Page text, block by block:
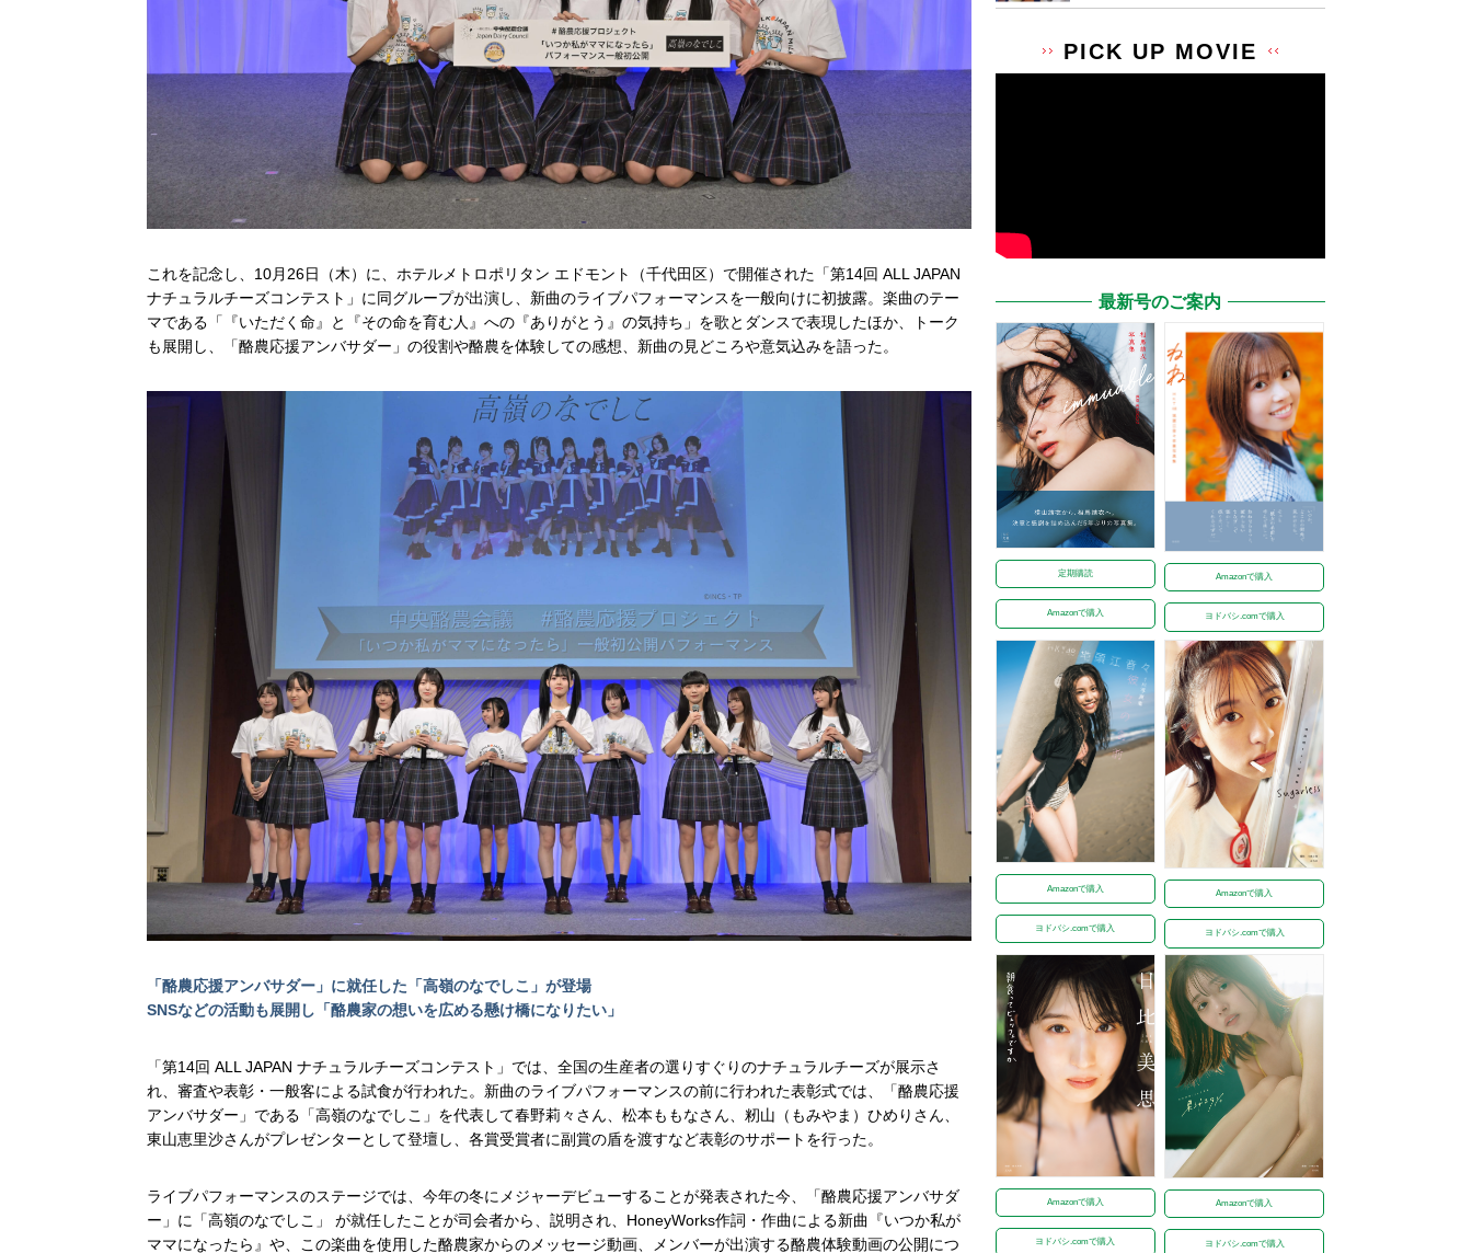
これを記念し、10月26日（木）に、ホテルメトロポリタン エドモント（千代田区）で開催された「第14回 ALL JAPAN
ナチュラルチーズコンテスト」に同グループが出演し、新曲のライブパフォーマンスを一般向けに初披露。楽曲のテー
マである「『いただく命』と『その命を育む人』への『ありがとう』の気持ち」を歌とダンスで表現したほか、トーク
も展開し、「酪農応援アンバサダー」の役割や酪農を体験しての感想、新曲の見どころや意気込みを語った。
「酪農応援アンバサダー」に就任した「高嶺のなでしこ」が登場
SNSなどの活動も展開し「酪農家の想いを広める懸け橋になりたい」
「第14回 ALL JAPAN ナチュラルチーズコンテスト」では、全国の生産者の選りすぐりのナチュラルチーズが展示さ
れ、審査や表彰・一般客による試食が行われた。新曲のライブパフォーマンスの前に行われた表彰式では、「酪農応援
アンバサダー」である「高嶺のなでしこ」を代表して春野莉々さん、松本ももなさん、籾山（もみやま）ひめりさん、
東山恵里沙さんがプレゼンターとして登壇し、各賞受賞者に副賞の盾を渡すなど表彰のサポートを行った。
ライブパフォーマンスのステージでは、今年の冬にメジャーデビューすることが発表された今、「酪農応援アンバサダ
ー」に「高嶺のなでしこ」 が就任したことが司会者から、説明され、HoneyWorks作詞・作曲による新曲『いつか私が
ママになったら』や、この楽曲を使用した酪農家からのメッセージ動画、メンバーが出演する酪農体験動画の公開につ
PICK UP MOVIE
最新号のご案内
定期購読
Amazonで購入
Amazonで購入
ヨドバシ.comで購入
Amazonで購入
ヨドバシ.comで購入
Amazonで購入
ヨドバシ.comで購入
Amazonで購入
ヨドバシ.comで購入
Amazonで購入
ヨドバシ.comで購入